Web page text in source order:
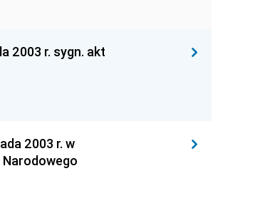
2003 r. sygn. akt
2003 r. w